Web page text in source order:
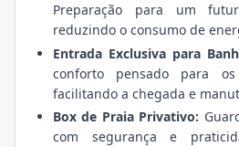
Preparação para um
reduzindo o consumo de
Entrada Exclusiva para
conforto pensado para
facilitando a chegada e
Box de Praia Privativo:
com segurança e